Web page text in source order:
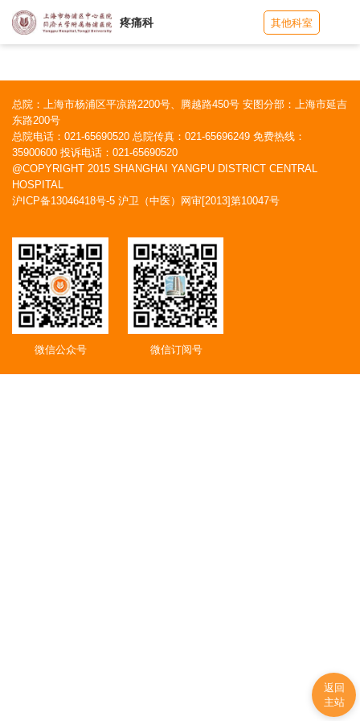
疼痛科 其他科室
返回
主站
总院：上海市杨浦区平凉路2200号、腾越路450号 安图分部：上海市延吉
东路200号
总院电话：021-65690520 总院传真：021-65696249 免费热线：
35900600 投诉电话：021-65690520
@COPYRIGHT 2015 SHANGHAI YANGPU DISTRICT CENTRAL
HOSPITAL
沪ICP备13046418号-5 沪卫（中医）网审[2013]第10047号
微信公众号 微信订阅号